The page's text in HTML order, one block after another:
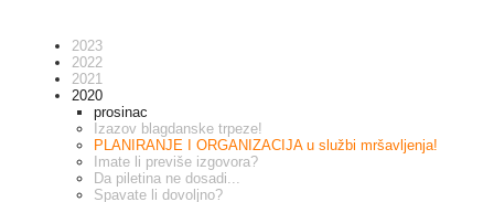
2023
2022
2021
2020
prosinac
Izazov blagdanske trpeze!
PLANIRANJE I ORGANIZACIJA u službi mršavljenja!
Imate li previše izgovora?
Da piletina ne dosadi...
Spavate li dovoljno?